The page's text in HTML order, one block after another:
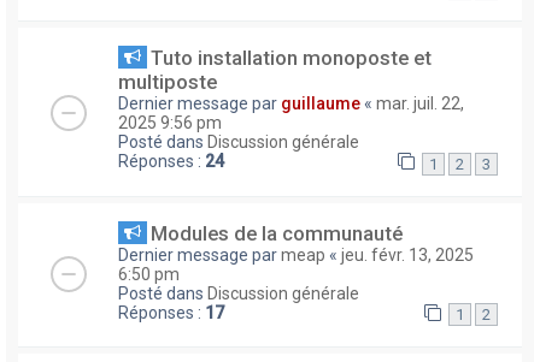
Tuto installation monoposte et
multiposte
Dernier message par guillaume « mar. juil. 22,
2025 9:56 pm
Posté dans Discussion générale
Réponses : 24 1 2 3
Modules de la communauté
Dernier message parmeap « jeu. févr. 13, 2025
6:50 pm
Posté dans Discussion générale
Réponses : 17 1 2